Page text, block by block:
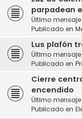
parpadean
Último
Publicado en
Lus plafón
Último
Publicado en
Cierre
encendido
Último
Publicado en